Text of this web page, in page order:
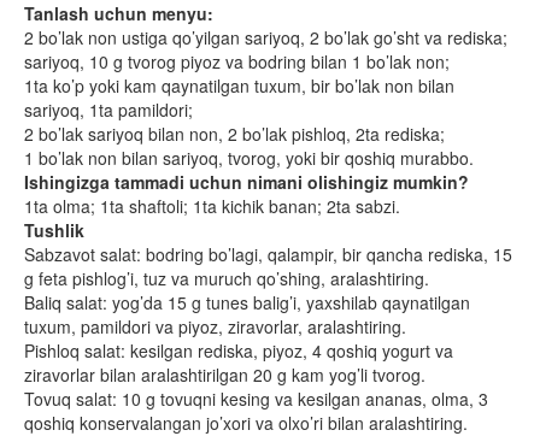
Tanlash uchun menyu:
2 bo’lak non ustiga qo’yilgan sariyoq, 2 bo’lak go’sht va rediska;
sariyoq, 10 g tvorog piyoz va bodring bilan 1 bo’lak non;
1ta ko’p yoki kam qaynatilgan tuxum, bir bo’lak non bilan
sariyoq, 1ta pamildori;
2 bo’lak sariyoq bilan non, 2 bo’lak pishloq, 2ta rediska;
1 bo’lak non bilan sariyoq, tvorog, yoki bir qoshiq murabbo.
Ishingizga tammadi uchun nimani olishingiz mumkin?
1ta olma; 1ta shaftoli; 1ta kichik banan; 2ta sabzi.
Tushlik
Sabzavot salat: bodring bo’lagi, qalampir, bir qancha rediska, 15
g feta pishlog’i, tuz va muruch qo’shing, aralashtiring.
Baliq salat: yog’da 15 g tunes balig’i, yaxshilab qaynatilgan
tuxum, pamildori va piyoz, ziravorlar, aralashtiring.
Pishloq salat: kesilgan rediska, piyoz, 4 qoshiq yogurt va
ziravorlar bilan aralashtirilgan 20 g kam yog’li tvorog.
Tovuq salat: 10 g tovuqni kesing va kesilgan ananas, olma, 3
qoshiq konservalangan jo’xori va olxo’ri bilan aralashtiring.